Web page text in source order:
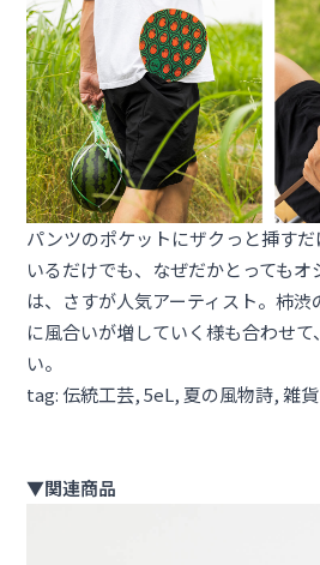
パンツのポケットにザクっと挿す
いるだけでも、なぜだかとっても
は、さすが人気アーティスト。柿
に風合いが増していく様も合わせ
い。
tag:伝統工芸, 5eL, 夏の風物詩, 雑貨
▼関連商品